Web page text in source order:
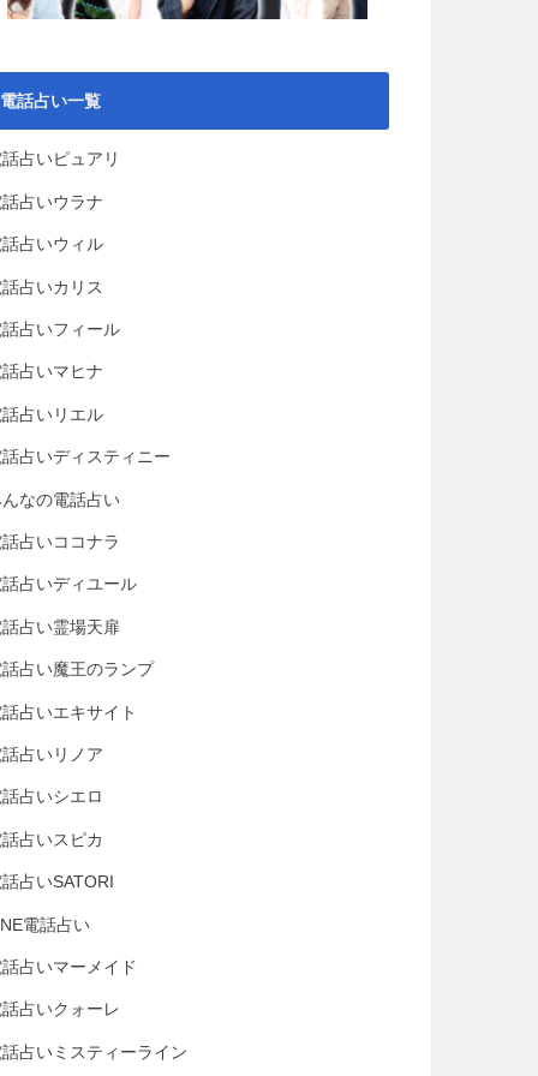
電話占い一覧
占いピュアリ
占いウラナ
占いウィル
占いカリス
占いフィール
占いマヒナ
占いリエル
占いディスティニー
なの電話占い
占いココナラ
占いディユール
占い霊場天扉
占い魔王のランプ
占いエキサイト
占いリノア
占いシエロ
占いスピカ
占いSATORI
電話占い
占いマーメイド
占いクォーレ
占いミスティーライン